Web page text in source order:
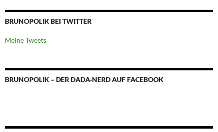
BRUNOPOLIK BEI TWITTER
Meine Tweets
BRUNOPOLIK – DER DADA-NERD AUF FACEBOOK